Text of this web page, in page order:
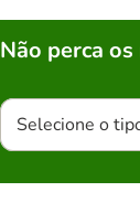
Não perca
Selecione o